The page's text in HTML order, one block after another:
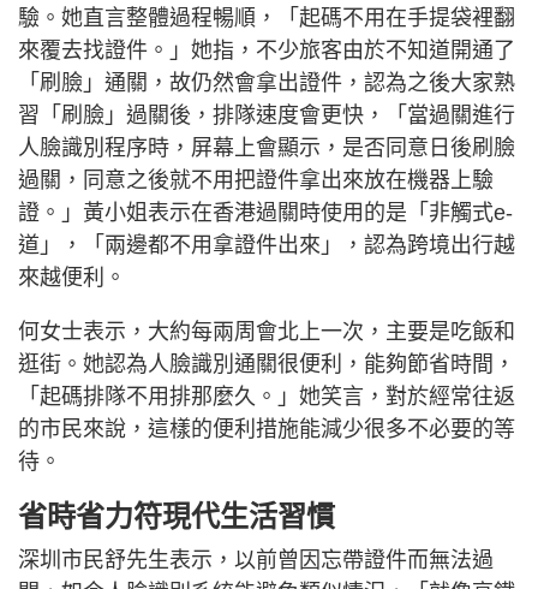
驗。她直言整體過程暢順，「起碼不用在手提袋裡翻
來覆去找證件。」她指，不少旅客由於不知道開通了
「刷臉」通關，故仍然會拿出證件，認為之後大家熟
習「刷臉」過關後，排隊速度會更快，「當過關進行
人臉識別程序時，屏幕上會顯示，是否同意日後刷臉
過關，同意之後就不用把證件拿出來放在機器上驗
證。」黃小姐表示在香港過關時使用的是「非觸式e-
道」，「兩邊都不用拿證件出來」，認為跨境出行越
來越便利。
何女士表示，大約每兩周會北上一次，主要是吃飯和
逛街。她認為人臉識別通關很便利，能夠節省時間，
「起碼排隊不用排那麼久。」她笑言，對於經常往返
的市民來說，這樣的便利措施能減少很多不必要的等
待。
省時省力符現代生活習慣
深圳市民舒先生表示，以前曾因忘帶證件而無法過